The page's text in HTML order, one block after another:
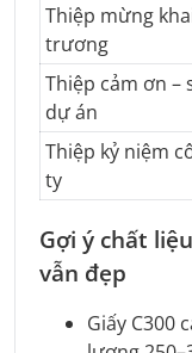
Thiệp mừng
trương
Thiệp cảm ơn –
dự án
Thiệp kỷ niệm
ty
Gợi ý chất
vẫn đẹp
Giấy C300